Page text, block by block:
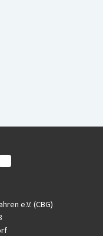
e.V. (CBG)